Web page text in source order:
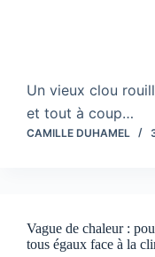
Un vieux clou
et tout à coup…
CAMILLE DUHAMEL
Vague de chaleur :
tous égaux face à la